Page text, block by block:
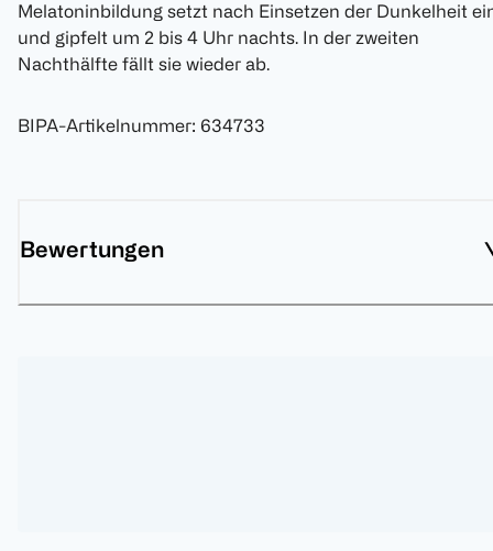
Melatoninbildung setzt nach Einsetzen der Dunkelheit
und gipfelt um 2 bis 4 Uhr nachts. In der zweiten
Nachthälfte fällt sie wieder ab.
BIPA-Artikelnummer: 634733
Bewertungen